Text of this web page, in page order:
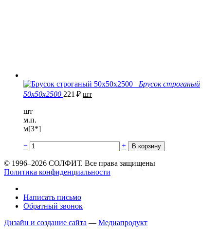
Брусок строганый
50х50х2500 221 ₽ шт
шт
м.п.
м[3*]
− +
© 1996–2026 СОЛФИТ. Все права защищены
Политика конфиденциальности
Написать письмо
Обратный звонок
Дизайн и создание сайта — Медиапродукт